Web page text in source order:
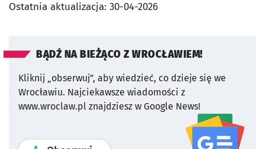
Ostatnia aktualizacja: 30-04-2026
BĄDŹ NA BIEŻĄCO Z WROCŁAWIEM!
Kliknij „obserwuj”, aby wiedzieć, co dzieje się we
Wrocławiu. Najciekawsze wiadomości z
www.wroclaw.pl znajdziesz w Google News!